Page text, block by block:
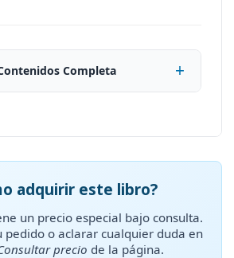
Completa
adquirir este libro?
un precio especial bajo consulta.
pedido o aclarar cualquier duda en
precio de la página.